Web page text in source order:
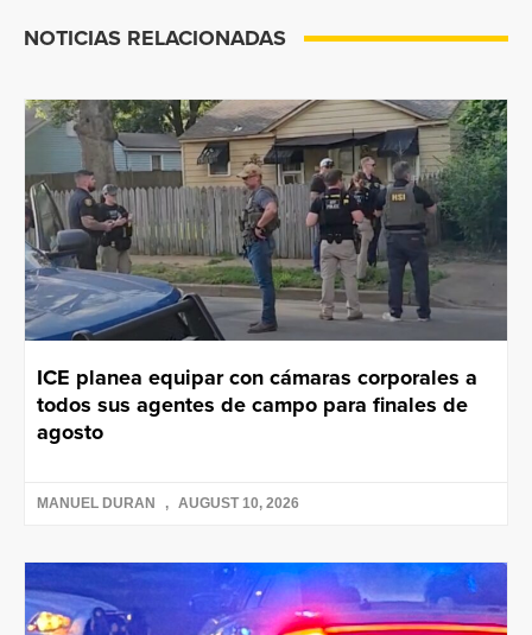
NOTICIAS RELACIONADAS
ICE planea equipar con cámaras corporales a
todos sus agentes de campo para finales de
agosto
MANUEL DURAN AUGUST 10, 2026